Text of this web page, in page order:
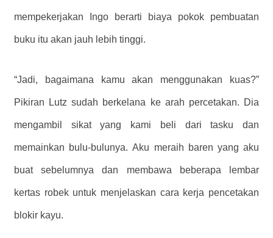
mempekerjakan Ingo berarti biaya pokok pembuatan
buku itu akan jauh lebih tinggi.
“Jadi, bagaimana kamu akan menggunakan kuas?”
Pikiran Lutz sudah berkelana ke arah percetakan. Dia
mengambil sikat yang kami beli dari tasku dan
memainkan bulu-bulunya. Aku meraih baren yang aku
buat sebelumnya dan membawa beberapa lembar
kertas robek untuk menjelaskan cara kerja pencetakan
blokir kayu.